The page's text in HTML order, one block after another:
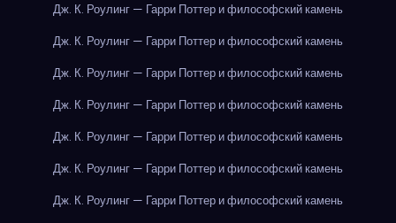
Дж. К. Роулинг — Гарри Поттер и философский камень
Дж. К. Роулинг — Гарри Поттер и философский камень
Дж. К. Роулинг — Гарри Поттер и философский камень
Дж. К. Роулинг — Гарри Поттер и философский камень
Дж. К. Роулинг — Гарри Поттер и философский камень
Дж. К. Роулинг — Гарри Поттер и философский камень
Дж. К. Роулинг — Гарри Поттер и философский камень